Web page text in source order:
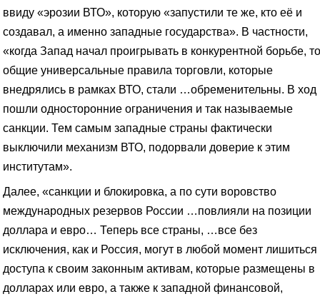
ввиду «эрозии ВТО», которую «запустили те же, кто её и
создавал, а именно западные государства». В частности,
«когда Запад начал проигрывать в конкурентной борьбе, то
общие универсальные правила торговли, которые
внедрялись в рамках ВТО, стали …обременительны. В ход
пошли односторонние ограничения и так называемые
санкции. Тем самым западные страны фактически
выключили механизм ВТО, подорвали доверие к этим
институтам».
Далее, «санкции и блокировка, а по сути воровство
международных резервов России …повлияли на позиции
доллара и евро… Теперь все страны, …все без
исключения, как и Россия, могут в любой момент лишиться
доступа к своим законным активам, которые размещены в
долларах или евро, а также к западной финансовой,